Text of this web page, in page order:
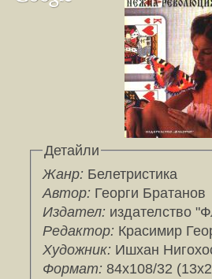
Детайли
Жанр:Белетристика
Автор:Георги Братанов
Издател:издателство
Редактор:Красимир
Художник:Ишхан
Формат:84х108/32